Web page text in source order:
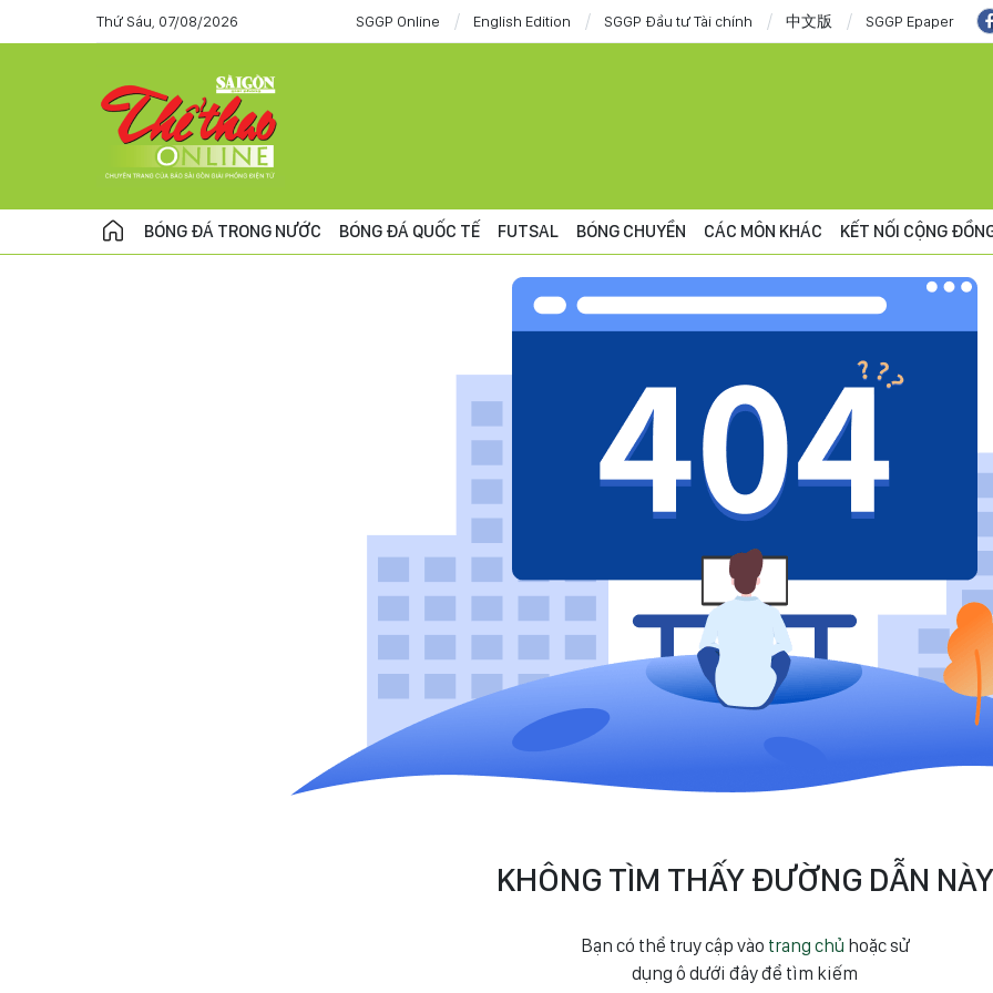
Thứ Sáu, 07/08/2026 SGGP Online English Edition SGGP Đầu tư Tài chính 中文版 SGGP Epaper
BÓNG ĐÁ TRONG NƯỚC BÓNG ĐÁ QUỐC TẾ FUTSAL BÓNG CHUYỀN CÁC MÔN KHÁC KẾT NỐI CỘNG
KHÔNG TÌM THẤY ĐƯỜNG DẪN NÀY
Bạn có thể truy cập vào trang chủ hoặc sử
dụng ô dưới đây để tìm kiếm